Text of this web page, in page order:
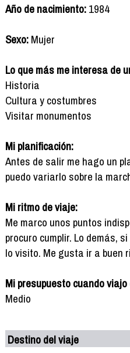
Año de nacimiento:1984
Sexo:Mujer
Lo que más me interesa de
Historia
Cultura y costumbres
Visitar monumentos
Mi planificación:
Antes de salir me hago un
puedo variarlo sobre la
Mi ritmo de viaje:
Me marco unos puntos
procuro cumplir. Lo demás,
lo visito. Me gusta ir a buen
Mi presupuesto cuando viajo
Medio
Destino del viaje